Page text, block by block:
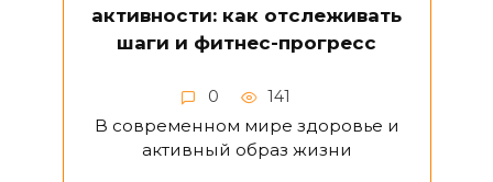
активности: как отслеживать
шаги и фитнес-прогресс
0 141
В современном мире здоровье и
активный образ жизни